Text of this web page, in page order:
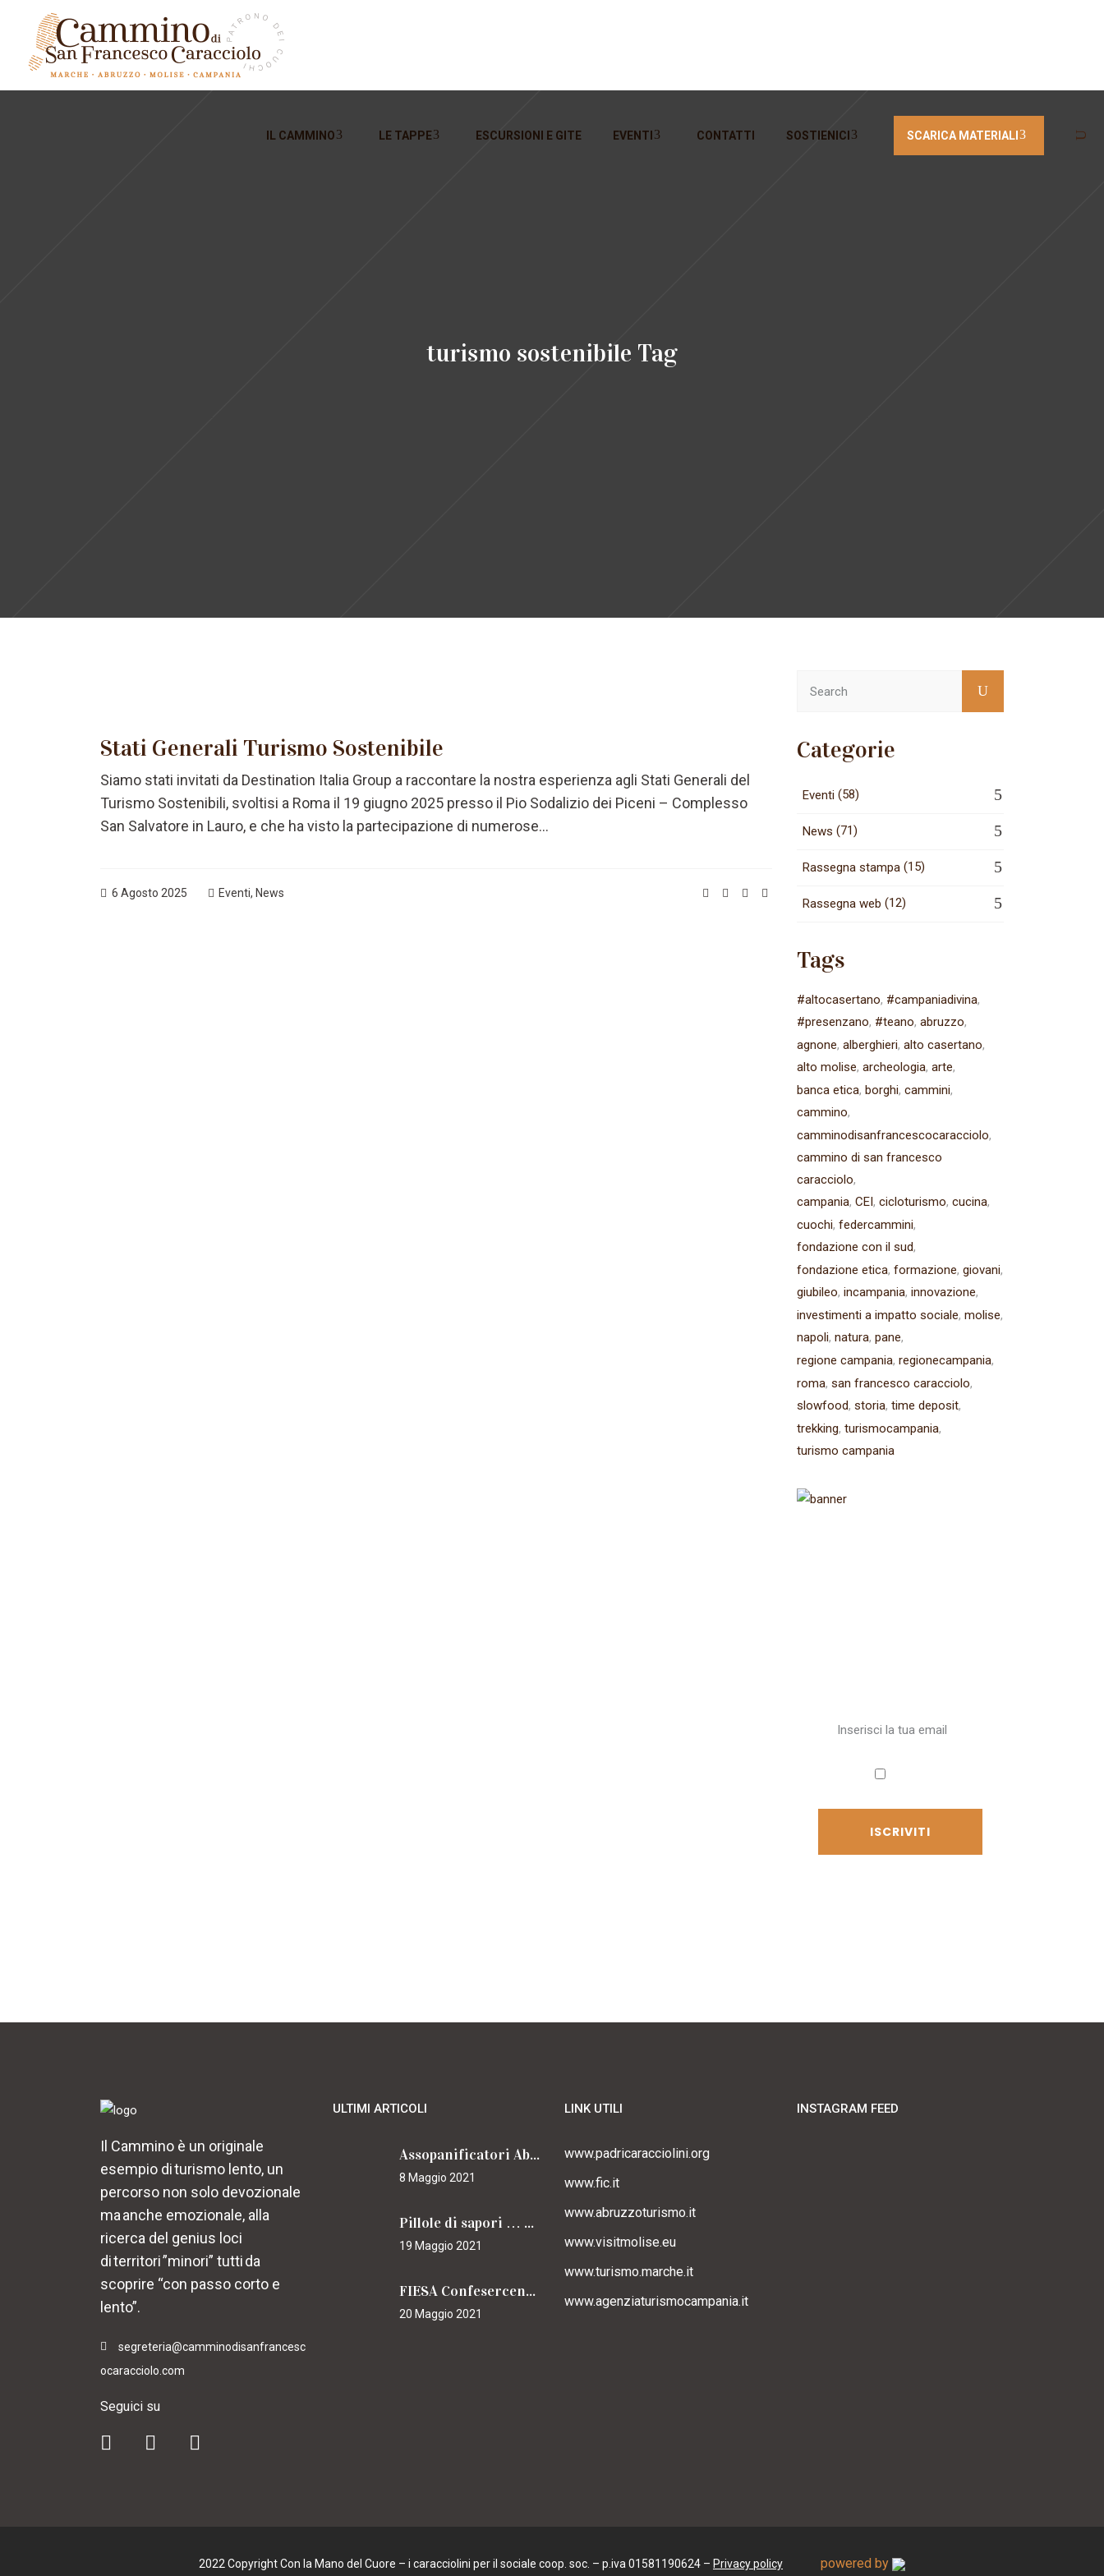
IL CAMMINO LE TAPPE ESCURSIONI E GITE EVENTI CONTATTI SOSTIENICI SCARICA MATERIALI
turismo sostenibile Tag
Stati Generali Turismo Sostenibile
Siamo stati invitati da Destination Italia Group a raccontare la nostra esperienza agli Stati Generali del
Turismo Sostenibili, svoltisi a Roma il 19 giugno 2025 presso il Pio Sodalizio dei Piceni – Complesso
San Salvatore in Lauro, e che ha visto la partecipazione di numerose...
6 Agosto 2025 Eventi, News
Categorie
Eventi (58)
News (71)
Rassegna stampa(15)
Rassegna web (12)
Tags
#altocasertano #campaniadivina
#presenzano #teano abruzzo
agnone alberghieri alto casertano
alto molise archeologia arte
banca etica borghi cammini
cammino
camminodisanfrancescocaracciolo
cammino di san francesco
caracciolo
campania CEI cicloturismo cucina
cuochi federcammini
fondazione con il sud
fondazione etica formazione giovani
giubileo incampania innovazione
investimenti a impatto sociale molise
napoli natura pane
regione campania regionecampania
roma san francesco caracciolo
slowfood storia time deposit
trekking turismocampania
turismo campania
Il Cammino è un originale
esempio di turismo lento, un
percorso non solo devozionale
ma anche emozionale, alla
ricerca del genius loci
di territori ”minori” tutti da
scoprire “con passo corto e
lento”.
segreteria@camminodisanfrancesc
ocaracciolo.com
Seguici su
ULTIMI ARTICOLI
Assopanificatori Abruzzo e Molise insieme per il Cammino
8 Maggio 2021
Pillole di sapori … caracciolini
19 Maggio 2021
FIESA Confesercenti Campania per il Cammino
20 Maggio 2021
LINK UTILI
www.padricaracciolini.org
www.fic.it
www.abruzzoturismo.it
www.visitmolise.eu
www.turismo.marche.it
www.agenziaturismocampania.it
INSTAGRAM FEED
2022 Copyright Con la Mano del Cuore – i caracciolini per il sociale coop. soc. – p.iva 01581190624 – Privacy policy powered by